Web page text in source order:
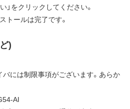
」をクリックしてください。
トールは完了です。
)
には制限事項がございます。あらか
AI